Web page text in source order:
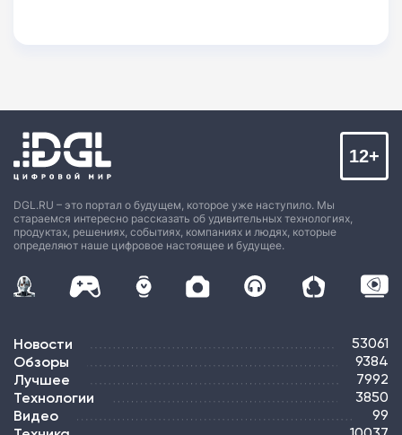
DGL.RU – это портал о будущем, которое уже наступило. Мы
стараемся интересно рассказать об удивительных технологиях,
продуктах, решениях, событиях, компаниях и людях, которые
определяют наше цифровое настоящее и будущее.
12+
Новости 53061
Обзоры 9384
Лучшее 7992
Технологии 3850
Видео 99